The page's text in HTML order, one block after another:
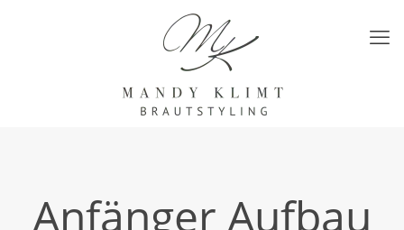
Anfänger Aufbau